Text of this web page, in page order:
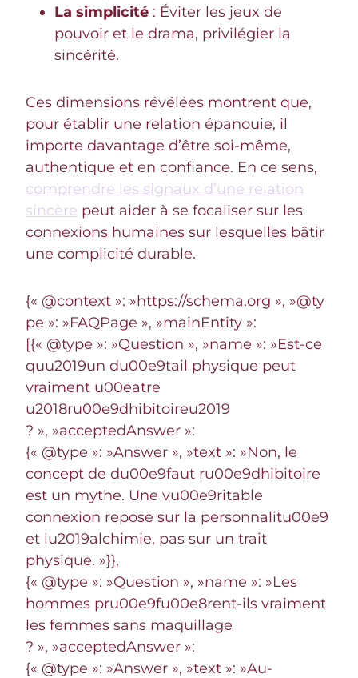
La simplicité : Éviter les jeux de
pouvoir et le drama, privilégier la
sincérité.
Ces dimensions révélées montrent que,
pour établir une relation épanouie, il
importe davantage d’être soi-même,
authentique et en confiance. En ce sens,
comprendre les signaux d’une relation
sincère peut aider à se focaliser sur les
connexions humaines sur lesquelles bâtir
une complicité durable.
{« @context »: »https://schema.org », »@ty
pe »: »FAQPage », »mainEntity »:
[{« @type »: »Question », »name »: »Est-ce
quu2019un du00e9tail physique peut
vraiment u00eatre
u2018ru00e9dhibitoireu2019
? », »acceptedAnswer »:
{« @type »: »Answer », »text »: »Non, le
concept de du00e9faut ru00e9dhibitoire
est un mythe. Une vu00e9ritable
connexion repose sur la personnalitu00e9
et lu2019alchimie, pas sur un trait
physique. »}},
{« @type »: »Question », »name »: »Les
hommes pru00e9fu00e8rent-ils vraiment
les femmes sans maquillage
? », »acceptedAnswer »:
{« @type »: »Answer », »text »: »Au-